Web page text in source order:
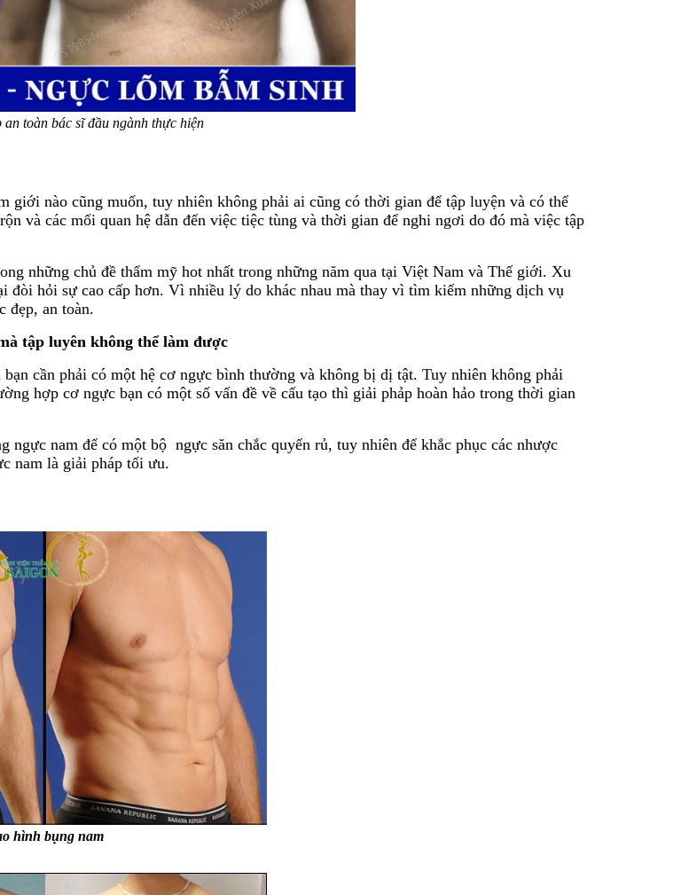
an toàn bác sĩ đầu ngành thực hiện
giới nào cũng muốn, tuy nhiên không phải ai cũng có thời gian để tập luyện và có thể
và các mối quan hệ dẫn đến việc tiệc tùng và thời gian để nghi ngơi do đó mà việc tập
những chủ đề thẩm mỹ hot nhất trong những năm qua tại Việt Nam và Thế giới. Xu
hỏi sự cao cấp hơn. Vì nhiều lý do khác nhau mà thay vì tìm kiếm những dịch vụ
đẹp, an toàn.
tập luyên không thể làm được
cần phải có một hệ cơ ngực bình thường và không bị dị tật. Tuy nhiên không phải
hợp cơ ngực bạn có một số vấn đề về cấu tạo thì giải phảp hoàn hảo trong thời gian
ngực nam để có một bộ ngực săn chắc quyến rủ, tuy nhiên để khắc phục các nhược
nam là giải pháp tối ưu.
hình bụng nam